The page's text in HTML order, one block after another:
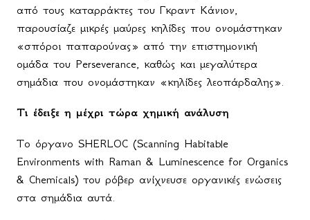
από τους καταρράκτες του Γκραντ Κάνιον,
παρουσίαζε μικρές μαύρες κηλίδες που ονομάστηκαν
«σπόροι παπαρούνας» από την επιστημονική
ομάδα του Perseverance, καθώς και μεγαλύτερα
σημάδια που ονομάστηκαν «κηλίδες λεοπάρδαλης».
Τι έδειξε η μέχρι τώρα χημική ανάλυση
Το όργανο SHERLOC (Scanning Habitable
Environments with Raman & Luminescence for Organics
& Chemicals) του ρόβερ ανίχνευσε οργανικές ενώσεις
στα σημάδια αυτά.